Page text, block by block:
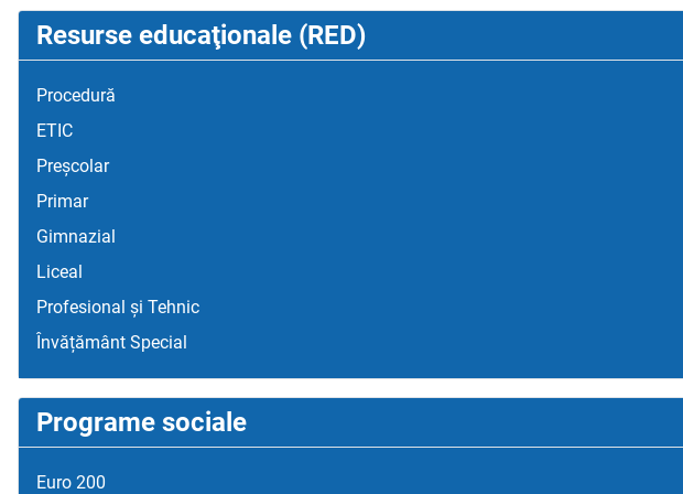
Resurse educaţionale (RED)
Procedură
ETIC
Preșcolar
Primar
Gimnazial
Liceal
Profesional și Tehnic
Învățământ Special
Programe sociale
Euro 200